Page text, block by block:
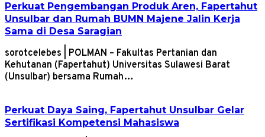
Perkuat Pengembangan Produk Aren, Fapertahut
Unsulbar dan Rumah BUMN Majene Jalin Kerja
Sama di Desa Saragian
sorotcelebes | POLMAN – Fakultas Pertanian dan
Kehutanan (Fapertahut) Universitas Sulawesi Barat
(Unsulbar) bersama Rumah…
Perkuat Daya Saing, Fapertahut Unsulbar Gelar
Sertifikasi Kompetensi Mahasiswa